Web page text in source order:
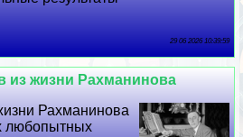
29 06 2026 10:39:59
из жизни Рахманинова
Рахманинова
любопытных